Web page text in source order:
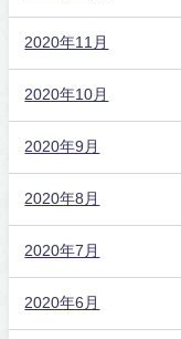
2020年11月
2020年10月
2020年9月
2020年8月
2020年7月
2020年6月